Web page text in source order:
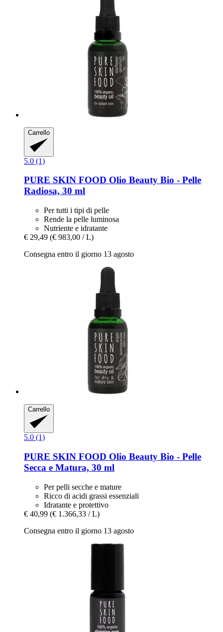
Carrello
5.0 (1)
PURE SKIN FOOD Olio Beauty Bio -​ Pelle
Radiosa, 30 ml
Per tutti i tipi di pelle
Rende la pelle luminosa
Nutriente e idratante
€ 29,49 (€ 983,00 / L)
Consegna entro il giorno 13 agosto
Carrello
5.0 (1)
PURE SKIN FOOD Olio Beauty Bio -​ Pelle
Secca e Matura, 30 ml
Per pelli secche e mature
Ricco di acidi grassi essenziali
Idratante e protettivo
€ 40,99 (€ 1.366,33 / L)
Consegna entro il giorno 13 agosto